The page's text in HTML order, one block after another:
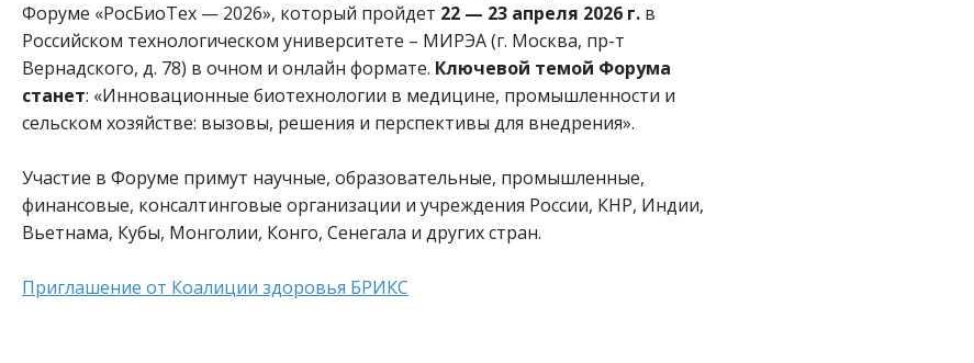
Форуме «РосБиоТех — 2026», который пройдет 22 — 23 апреля 2026 г. в
Российском технологическом университете – МИРЭА (г. Москва, пр-т
Вернадского, д. 78) в очном и онлайн формате. Ключевой темой Форума
станет: «Инновационные биотехнологии в медицине, промышленности и
сельском хозяйстве: вызовы, решения и перспективы для внедрения».
Участие в Форуме примут научные, образовательные, промышленные,
финансовые, консалтинговые организации и учреждения России, КНР, Индии,
Вьетнама, Кубы, Монголии, Конго, Сенегала и других стран.
Приглашение от Коалиции здоровья БРИКС